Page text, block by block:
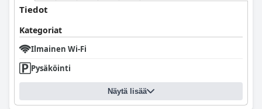
Tiedot
Kategoriat
Ilmainen Wi-Fi
Pysäköinti
Näytä lisää